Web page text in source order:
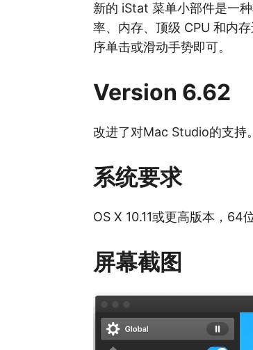
新的 iStat 菜单小部件是一
率、内存、顶级 CPU 和内
序单击或滑动手势即可。
Version 6.62
改进了对Mac Studio的支持。
系统要求
OS X 10.11或更高版本，64
屏幕截图